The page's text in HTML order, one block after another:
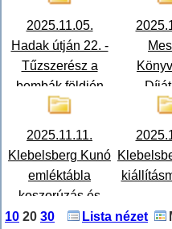
2025.11.05.
Hadak útján 22. -
Tűzszerész a
bombák földjén
(Osvald Gábor
fotói)
2025.11.11.
Klebelsberg Kunó
emléktábla
koszorúzás és
QR-kód
10 20 30 Lista nézet